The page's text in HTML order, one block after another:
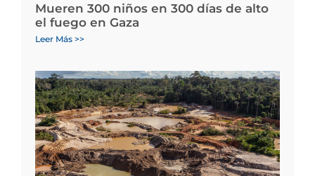
Mueren 300 niños en 300 días de alto
el fuego en Gaza
Leer Más >>